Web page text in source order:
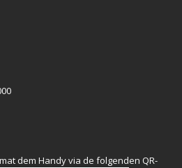
dem Handy via de folgenden QR-